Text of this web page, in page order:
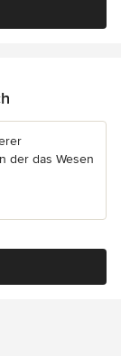
der das Wesen